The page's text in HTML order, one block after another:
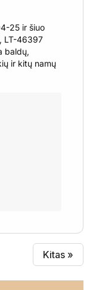
25 ir šiuo
LT-46397
baldų,
ir kitų namų
Kitas »